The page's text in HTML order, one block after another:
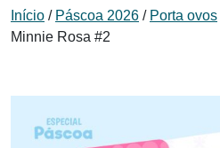
Início / Páscoa 2026 / Porta ovos
Minnie Rosa #2